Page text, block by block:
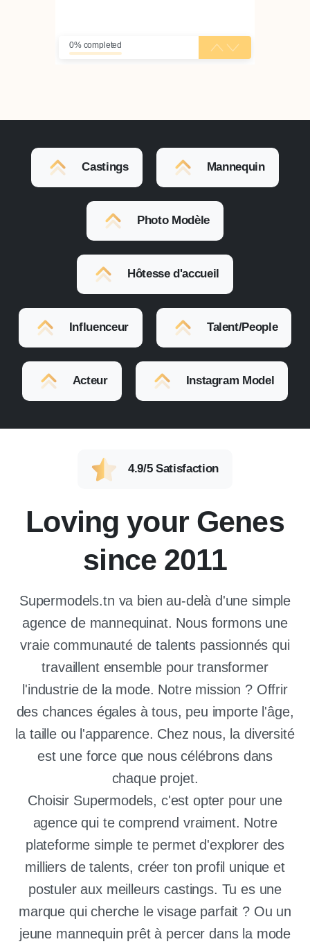
0% completed
Castings Mannequin
Photo Modèle
Hôtesse d'accueil
Influenceur Talent/People
Acteur Instagram Model
4.9/5 Satisfaction
Loving your Genes
since 2011
Supermodels.tn va bien au-delà d'une simple
agence de mannequinat. Nous formons une
vraie communauté de talents passionnés qui
travaillent ensemble pour transformer
l'industrie de la mode. Notre mission ? Offrir
des chances égales à tous, peu importe l'âge,
la taille ou l'apparence. Chez nous, la diversité
est une force que nous célébrons dans
chaque projet.
Choisir Supermodels, c'est opter pour une
agence qui te comprend vraiment. Notre
plateforme simple te permet d'explorer des
milliers de talents, créer ton profil unique et
postuler aux meilleurs castings. Tu es une
marque qui cherche le visage parfait ? Ou un
jeune mannequin prêt à percer dans la mode